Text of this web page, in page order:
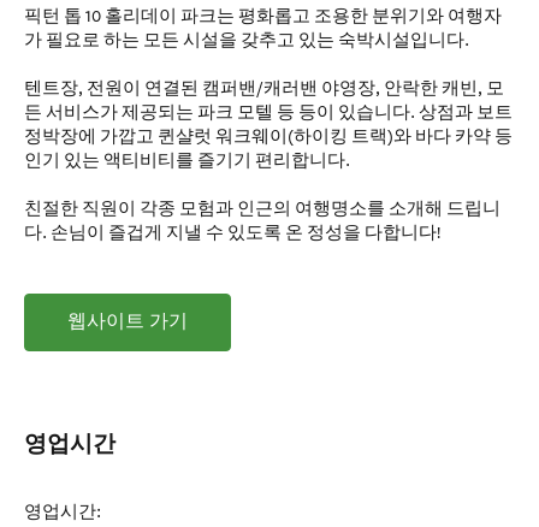
픽턴 톱 10 홀리데이 파크는 평화롭고 조용한 분위기와 여행자
가 필요로 하는 모든 시설을 갖추고 있는 숙박시설입니다.
텐트장, 전원이 연결된 캠퍼밴/캐러밴 야영장, 안락한 캐빈, 모
든 서비스가 제공되는 파크 모텔 등 등이 있습니다. 상점과 보트
정박장에 가깝고 퀸샬럿 워크웨이(하이킹 트랙)와 바다 카약 등
인기 있는 액티비티를 즐기기 편리합니다.
친절한 직원이 각종 모험과 인근의 여행명소를 소개해 드립니
다. 손님이 즐겁게 지낼 수 있도록 온 정성을 다합니다!
웹사이트 가기
영업시간
영업시간: